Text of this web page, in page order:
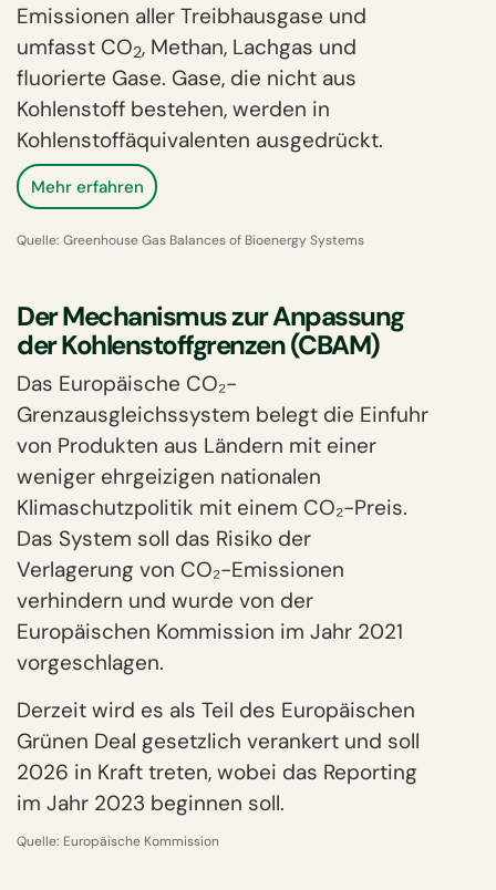
Emissionen aller Treibhausgase und
umfasst CO2, Methan, Lachgas und
fluorierte Gase. Gase, die nicht aus
Kohlenstoff bestehen, werden in
Kohlenstoffäquivalenten ausgedrückt.
Mehr erfahren
Quelle: Greenhouse Gas Balances of Bioenergy Systems
Der Mechanismus zur Anpassung
der Kohlenstoffgrenzen (CBAM)
Das Europäische CO₂-
Grenzausgleichssystem belegt die Einfuhr
von Produkten aus Ländern mit einer
weniger ehrgeizigen nationalen
Klimaschutzpolitik mit einem CO₂-Preis.
Das System soll das Risiko der
Verlagerung von CO₂-Emissionen
verhindern und wurde von der
Europäischen Kommission im Jahr 2021
vorgeschlagen.
Derzeit wird es als Teil des Europäischen
Grünen Deal gesetzlich verankert und soll
2026 in Kraft treten, wobei das Reporting
im Jahr 2023 beginnen soll.
Quelle: Europäische Kommission